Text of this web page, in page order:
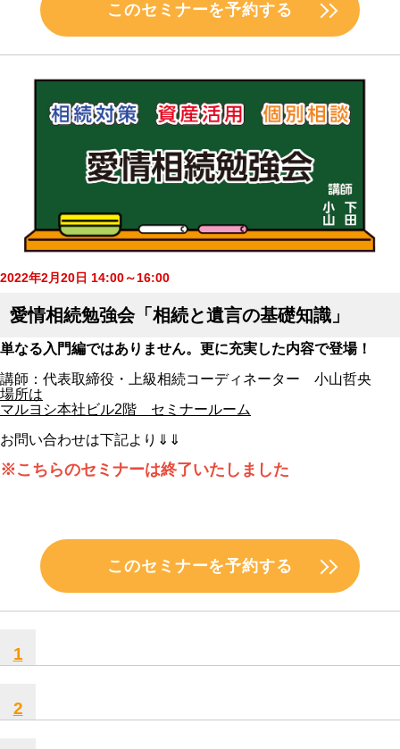
このセミナーを予約する
2022年2月20日 14:00～16:00
愛情相続勉強会「相続と遺言の基礎知識」
単なる入門編ではありません。更に充実した内容で登場！
講師：代表取締役・上級相続コーディネーター 小山哲央
場所は
マルヨシ本社ビル2階 セミナールーム
お問い合わせは下記より⇓⇓
※こちらのセミナーは終了いたしました
このセミナーを予約する
1
2